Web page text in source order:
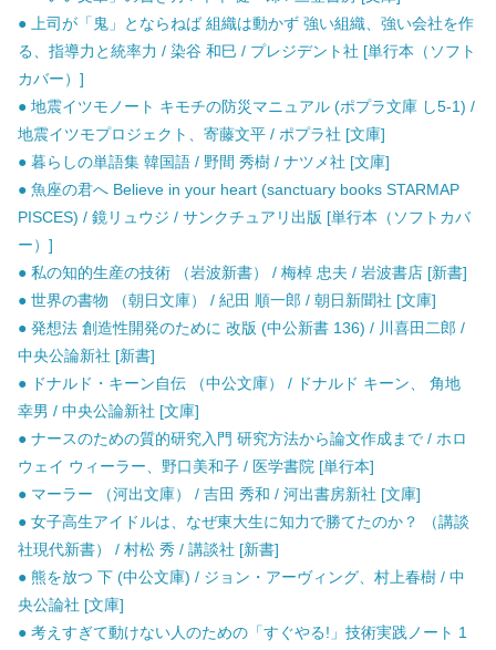
● 上司が「鬼」とならねば 組織は動かず 強い組織、強い会社を作
る、指導力と統率力 / 染谷 和巳 / プレジデント社 [単行本（ソフト
カバー）]
● 地震イツモノート キモチの防災マニュアル (ポプラ文庫 し5-1) /
地震イツモプロジェクト、寄藤文平 / ポプラ社 [文庫]
● 暮らしの単語集 韓国語 / 野間 秀樹 / ナツメ社 [文庫]
● 魚座の君へ Believe in your heart (sanctuary books STARMAP
PISCES) / 鏡リュウジ / サンクチュアリ出版 [単行本（ソフトカバ
ー）]
● 私の知的生産の技術 （岩波新書） / 梅棹 忠夫 / 岩波書店 [新書]
● 世界の書物 （朝日文庫） / 紀田 順一郎 / 朝日新聞社 [文庫]
● 発想法 創造性開発のために 改版 (中公新書 136) / 川喜田二郎 /
中央公論新社 [新書]
● ドナルド・キーン自伝 （中公文庫） / ドナルド キーン、 角地
幸男 / 中央公論新社 [文庫]
● ナースのための質的研究入門 研究方法から論文作成まで / ホロ
ウェイ ウィーラー、野口美和子 / 医学書院 [単行本]
● マーラー （河出文庫） / 吉田 秀和 / 河出書房新社 [文庫]
● 女子高生アイドルは、なぜ東大生に知力で勝てたのか？ （講談
社現代新書） / 村松 秀 / 講談社 [新書]
● 熊を放つ 下 (中公文庫) / ジョン・アーヴィング、村上春樹 / 中
央公論社 [文庫]
● 考えすぎて動けない人のための「すぐやる!」技術実践ノート 1